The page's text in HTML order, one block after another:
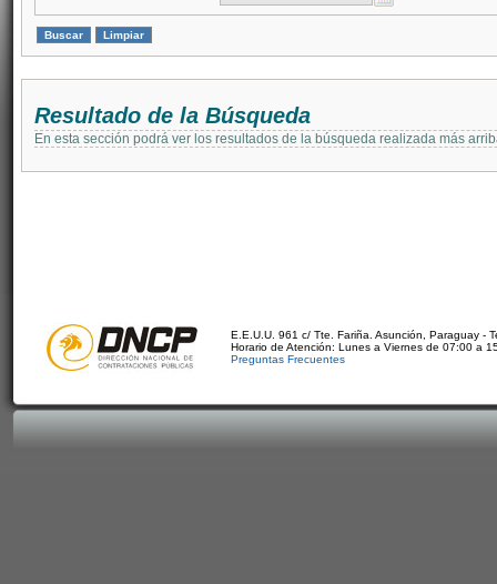
Resultado de la Búsqueda
En esta sección podrá ver los resultados de la búsqueda realizada más
E.E.U.U. 961 c/ Tte. Fariña. Asunción, Paraguay -
Horario de Atención: Lunes a Viernes de 07:00 a
Preguntas Frecuentes